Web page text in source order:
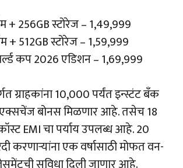
+ 256GB स्टोरेज – ₹1,49,999
+ 512GB स्टोरेज – ₹1,59,999
कप 2026 एडिशन – ₹1,69,999
ग्राहकांना ₹10,000 पर्यंत इन्स्टंट बँक
एक्सचेंज बोनस मिळणार आहे. तसेच 18
EMI चा पर्याय उपलब्ध आहे. 20
करणाऱ्यांना एक वर्षासाठी मोफत वन-